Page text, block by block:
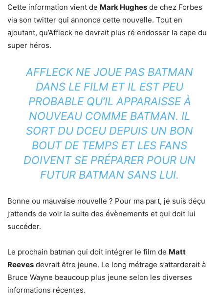
Cette information vient de Mark Hughes de chez Forbes
via son twitter qui annonce cette nouvelle. Tout en
ajoutant, qu’Affleck ne devrait plus ré endosser la cape du
super héros.
AFFLECK NE JOUE PAS BATMAN
DANS LE FILM ET IL EST PEU
PROBABLE QU’IL APPARAISSE À
NOUVEAU COMME BATMAN. IL
SORT DU DCEU DEPUIS UN BON
BOUT DE TEMPS ET LES FANS
DOIVENT SE PRÉPARER POUR UN
FUTUR BATMAN SANS LUI.
Bonne ou mauvaise nouvelle ? Pour ma part, je suis déçu
j’attends de voir la suite des évènements et qui doit lui
succéder.
Le prochain batman qui doit intégrer le film de Matt
Reeves devrait être jeune. Le long métrage s’attarderait à
Bruce Wayne beaucoup plus jeune selon les diverses
informations récentes.